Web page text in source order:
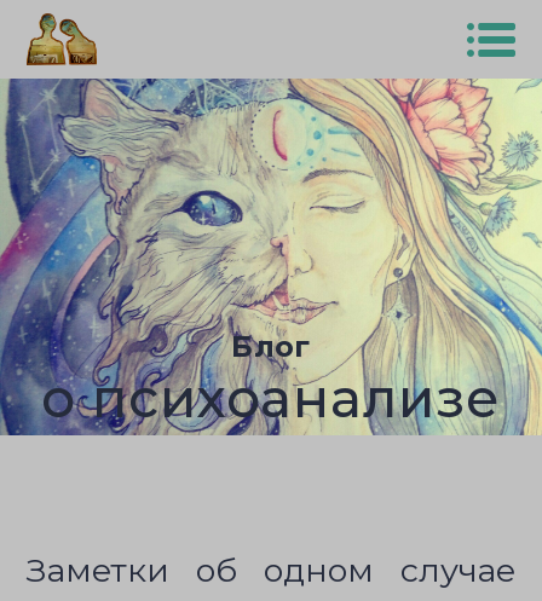
Блог
о психоанализе
Заметки об одном случае